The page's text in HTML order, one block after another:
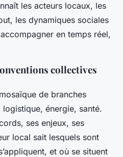
les acteurs locaux, les
les dynamiques sociales
en temps réel,
collectives
de branches
énergie, santé.
ses enjeux, ses
local sait lesquels sont
et où se situent